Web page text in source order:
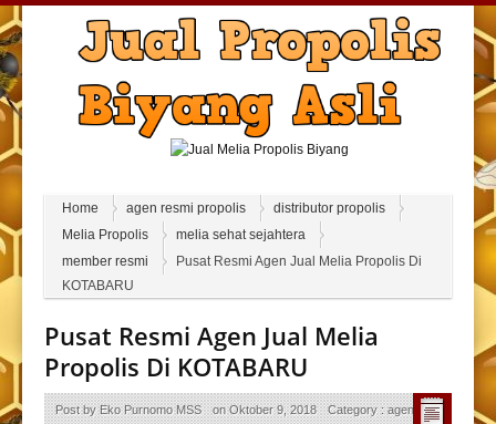
Home agen resmi propolis
distributor propolis
Melia Propolis
melia sehat sejahtera
member resmi
Pusat Resmi Agen Jual Melia Propolis Di
KOTABARU
Pusat Resmi Agen Jual Melia
Propolis Di KOTABARU
Post byEko Purnomo MSS onOktober 9, 2018 Category :agen resmi